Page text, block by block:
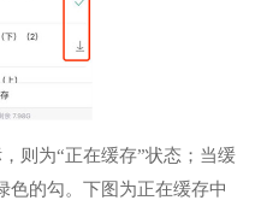
则为“正在缓存”状态；当缓
色的勾。下图为正在缓存中